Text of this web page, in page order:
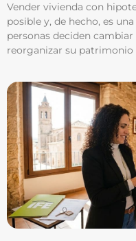
Vender vivienda con
posible y, de hecho, es
personas deciden
reorganizar su patrimonio